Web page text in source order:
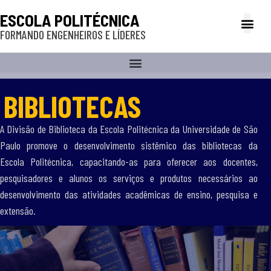
ESCOLA POLITÉCNICA
FORMANDO ENGENHEIROS E LÍDERES
BIBLIOTECAS
A Divisão de Biblioteca da Escola Politécnica da Universidade de São
Paulo promove o desenvolvimento sistêmico das bibliotecas da
Escola Politécnica, capacitando-as para oferecer aos docentes,
pesquisadores e alunos os serviços e produtos necessários ao
desenvolvimento das atividades acadêmicas de ensino, pesquisa e
extensão.